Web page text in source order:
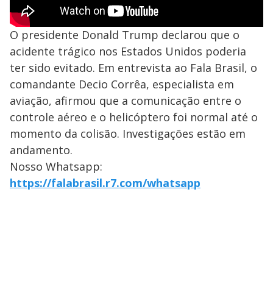
O presidente Donald Trump declarou que o
acidente trágico nos Estados Unidos poderia
ter sido evitado. Em entrevista ao Fala Brasil, o
comandante Decio Corrêa, especialista em
aviação, afirmou que a comunicação entre o
controle aéreo e o helicóptero foi normal até o
momento da colisão. Investigações estão em
andamento.
Nosso Whatsapp:
https://falabrasil.r7.com/whatsapp